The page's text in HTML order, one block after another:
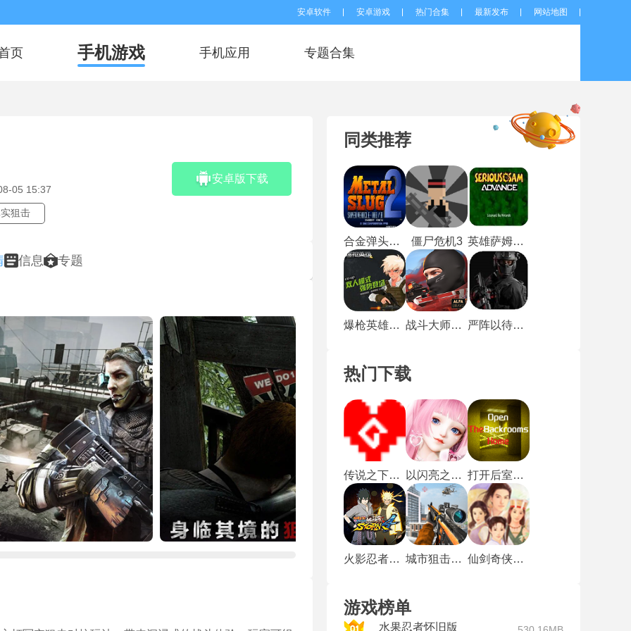
安卓软件 安卓游戏 热门合集 最新发布 网站地图
页 手机游戏 手机应用 专题合集
05 15:37
狙击
安卓版下载
信息 专题
同类推荐
合金弹头双人版 僵尸危机3 英雄萨姆手机版
爆枪英雄最新版 战斗大师中文版 严阵以待手游
热门下载
传说之下沃玛战 以闪亮之名新马服 打开后室归宿
火影忍者究极风暴4手机版 城市狙击行动 仙剑奇侠传1重制版
游戏榜单
水果忍者怀旧版